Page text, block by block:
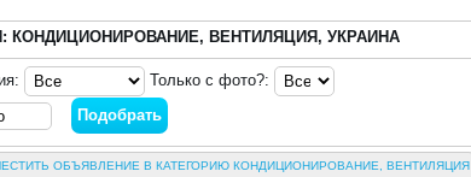
КОНДИЦИОНИРОВАНИЕ, ВЕНТИЛЯЦИЯ, УКРАИНА
Только с фото?:
ОБЪЯВЛЕНИЕ В КАТЕГОРИЮ КОНДИЦИОНИРОВАНИЕ, ВЕНТИЛЯЦИЯ